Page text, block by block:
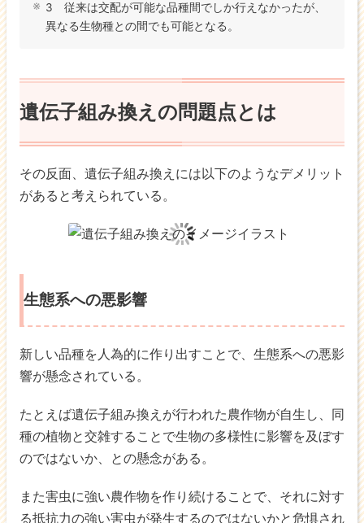
3 従来は交配が可能な品種間でしか行えなかったが、
異なる生物種との間でも可能となる。
遺伝子組み換えの問題点とは
その反面、遺伝子組み換えには以下のようなデメリット
があると考えられている。
生態系への悪影響
新しい品種を人為的に作り出すことで、生態系への悪影
響が懸念されている。
たとえば遺伝子組み換えが行われた農作物が自生し、同
種の植物と交雑することで生物の多様性に影響を及ぼす
のではないか、との懸念がある。
また害虫に強い農作物を作り続けることで、それに対す
る抵抗力の強い害虫が発生するのではないかと危惧され